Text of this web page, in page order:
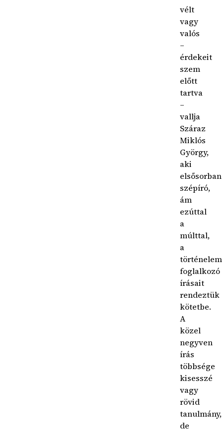
vélt
vagy
valós
–
érdekeit
szem
előtt
tartva
–
vallja
Száraz
Miklós
György,
aki
elsősorban
szépíró,
ám
ezúttal
a
múlttal,
a
foglalkozó
írásait
rendeztük
kötetbe.
A
közel
negyven
írás
többsége
kisesszé
vagy
rövid
tanulmány,
de